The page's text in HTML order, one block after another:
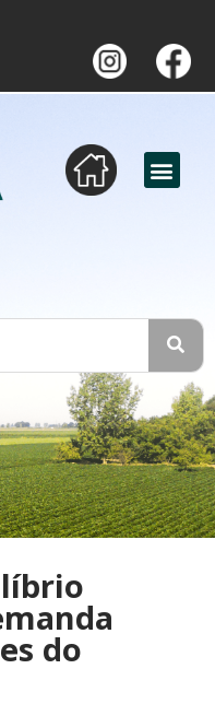
do